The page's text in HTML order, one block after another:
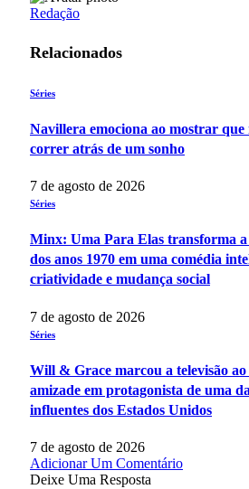
Redação
Relacionados
Séries
Navillera emociona ao mostrar
correr atrás de um sonho
7 de agosto de 2026
Séries
Minx: Uma Para Elas transforma
dos anos 1970 em uma comédia
criatividade e mudança social
7 de agosto de 2026
Séries
Will & Grace marcou a televisão
amizade em protagonista de uma
influentes dos Estados Unidos
7 de agosto de 2026
Adicionar Um Comentário
Deixe Uma Resposta